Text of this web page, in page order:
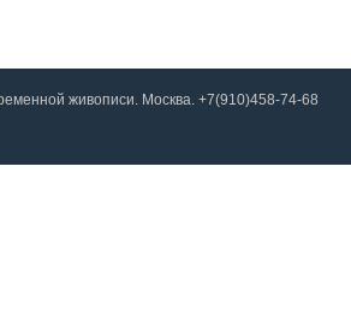
живописи. Москва. +7(910)458-74-68